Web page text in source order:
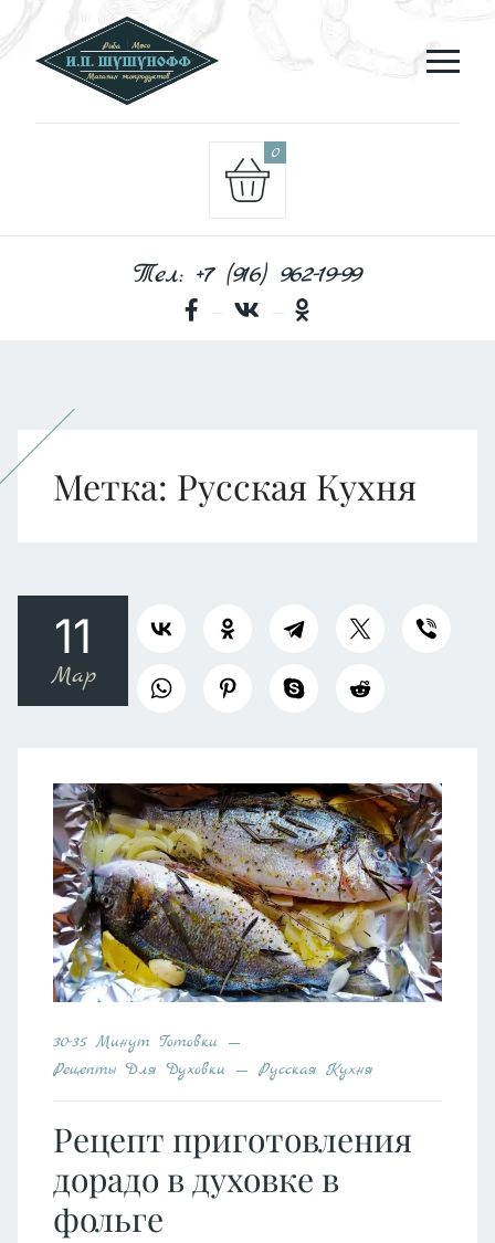
0
Тел: +7 (916) 962-19-99
Метка: Русская Кухня
11
Мар
30-35 Минут Готовки
Рецепты Для Духовки
Русская Кухня
Рецепт приготовления
дорадо в духовке в
фольге